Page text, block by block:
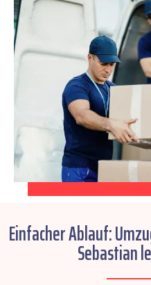
Einfacher Ablauf:
Sebastian